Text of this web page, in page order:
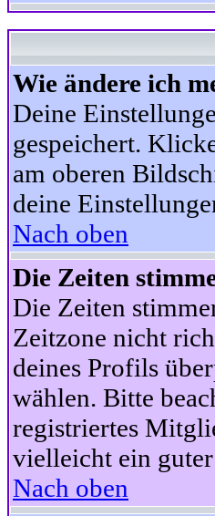
Wie ändere ich
Deine
gespeichert.
am oberen
deine
Nach oben
Die Zeiten
Die Zeiten
Zeitzone nicht
deines Profils
wählen. Bitte
registriertes
vielleicht ein
Nach oben